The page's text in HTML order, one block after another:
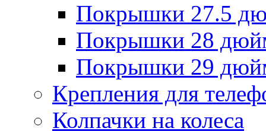
Покрышки 27.5
Покрышки 28
Покрышки 29
Крепления для
Колпачки на колеса